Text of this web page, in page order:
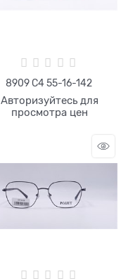
8909 C4 55-16-142
Авторизуйтесь для
просмотра цен